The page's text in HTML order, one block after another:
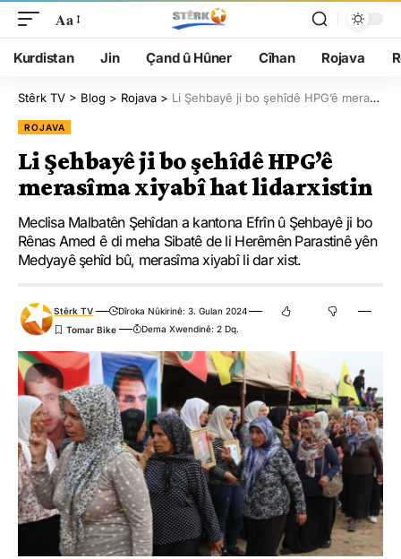
Aa
Kurdistan Jin Çand û Hûner Cîhan Rojava
Stêrk TV > Blog > Rojava > Li Şehbayê ji bo şehîdê HPG’ê merasîma xiyabî hat lidarxistin
ROJAVA
Li Şehbayê ji bo şehîdê HPG’ê
merasîma xiyabî hat lidarxistin
Meclisa Malbatên Şehîdan a kantona Efrîn û Şehbayê ji bo
Rênas Amed ê di meha Sibatê de li Herêmên Parastinê yên
Medyayê şehîd bû, merasîma xiyabî li dar xist.
Stêrk TV
Dîroka Nûkirinê: 3. Gulan 2024
Dema Xwendinê: 2 Dq.